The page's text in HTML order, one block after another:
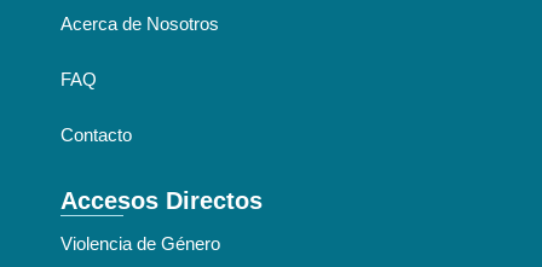
Acerca de Nosotros
FAQ
Contacto
Accesos Directos
Violencia de Género